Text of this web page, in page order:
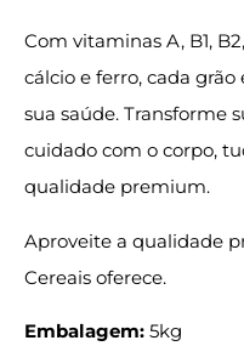
Com vitaminas A, B1,
cálcio e ferro, cada
sua saúde. Transforme
cuidado com o corpo,
qualidade premium.
Aproveite a qualidade
Cereais oferece.
Embalagem: 5kg